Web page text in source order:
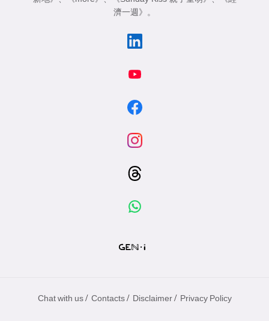
濟一週》
。
Chat with us / Contacts / Disclaimer / Privacy Policy